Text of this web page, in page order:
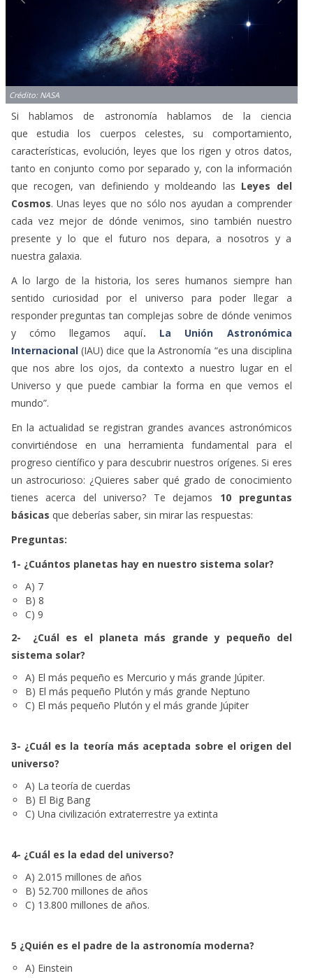
Crédito: NASA
Si hablamos de astronomía hablamos de la ciencia
que estudia los cuerpos celestes, su comportamiento,
características, evolución, leyes que los rigen y otros datos,
tanto en conjunto como por separado y, con la información
que recogen, van definiendo y moldeando las Leyes del
Cosmos. Unas leyes que no sólo nos ayudan a comprender
cada vez mejor de dónde venimos, sino también nuestro
presente y lo que el futuro nos depara, a nosotros y a
nuestra galaxia.
A lo largo de la historia, los seres humanos siempre han
sentido curiosidad por el universo para poder llegar a
responder preguntas tan complejas sobre de dónde venimos
y cómo llegamos aquí. La Unión Astronómica
Internacional (IAU) dice que la Astronomía “es una disciplina
que nos abre los ojos, da contexto a nuestro lugar en el
Universo y que puede cambiar la forma en que vemos el
mundo”.
En la actualidad se registran grandes avances astronómicos
convirtiéndose en una herramienta fundamental para el
progreso científico y para descubrir nuestros orígenes. Si eres
un astrocurioso: ¿Quieres saber qué grado de conocimiento
tienes acerca del universo? Te dejamos 10 preguntas
básicas que deberías saber, sin mirar las respuestas:
Preguntas:
1- ¿Cuántos planetas hay en nuestro sistema solar?
A) 7
B) 8
C) 9
2- ¿Cuál es el planeta más grande y pequeño del
sistema solar?
A) El más pequeño es Mercurio y más grande Júpiter.
B) El más pequeño Plutón y más grande Neptuno
C) El más pequeño Plutón y el más grande Júpiter
3- ¿Cuál es la teoría más aceptada sobre el origen del
universo?
A) La teoría de cuerdas
B) El Big Bang
C) Una civilización extraterrestre ya extinta
4- ¿Cuál es la edad del universo?
A) 2.015 millones de años
B) 52.700 millones de años
C) 13.800 millones de años.
5 ¿Quién es el padre de la astronomía moderna?
A) Einstein